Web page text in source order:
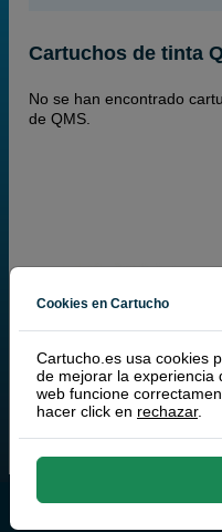
Cartuchos de tinta
No se han encontrado
de QMS.
Cookies en Cartucho
Cartucho.es usa cookies
de mejorar la experiencia
web funcione
hacer click en rechazar.